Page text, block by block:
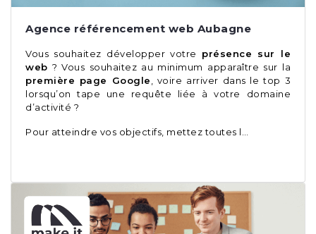
Agence référencement web Aubagne
Vous souhaitez développer votre présence sur le
web ? Vous souhaitez au minimum apparaître sur la
première page Google
, voire arriver dans le top 3
lorsqu’on tape une requête liée à votre domaine
d’activité ?
Pour atteindre vos objectifs, mettez toutes l…